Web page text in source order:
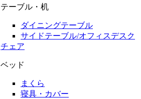
テーブル・机
ダイニングテーブル
サイドテーブル/オフィスデスク
チェア
ベッド
まくら
寝具・カバー